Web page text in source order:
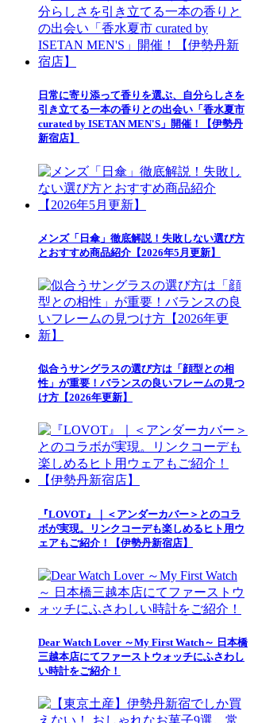
日常に寄り添って香りを選ぶ、自分らしさを
引き立てる一本の香りとの出会い「香水夏市
curated by ISETAN MEN'S」開催！【伊勢丹
新宿店】
メンズ「日傘」徹底解説！失敗しない選び方
とおすすめ商品紹介【2026年5月更新】
似合うサングラスの選び方は「顔型との相
性」が重要！バランスの良いフレームの見つ
け方【2026年更新】
『LOVOT』｜＜アンダーカバー＞とのコラ
ボが実現。リンクコーデも楽しめるヒト用ウ
ェアもご紹介！【伊勢丹新宿店】
Dear Watch Lover ～My First Watch～ 日本橋
三越本店にてファーストウォッチにふさわし
い時計をご紹介！